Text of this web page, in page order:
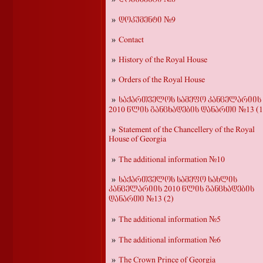
დოკუმენტი №9
Contact
History of the Royal House
Orders of the Royal House
საქართველოს სამეფო კანცელარიის
2010 წლის განცხადების დანართი №13
Statement of the Chancellery of the Royal
House of Georgia
The additional information №10
საქართველოს სამეფო სახლის
კანცელარიის 2010 წლის განცხადების
დანართი №13 (2)
The additional information №5
The additional information №6
The Crown Prince of Georgia